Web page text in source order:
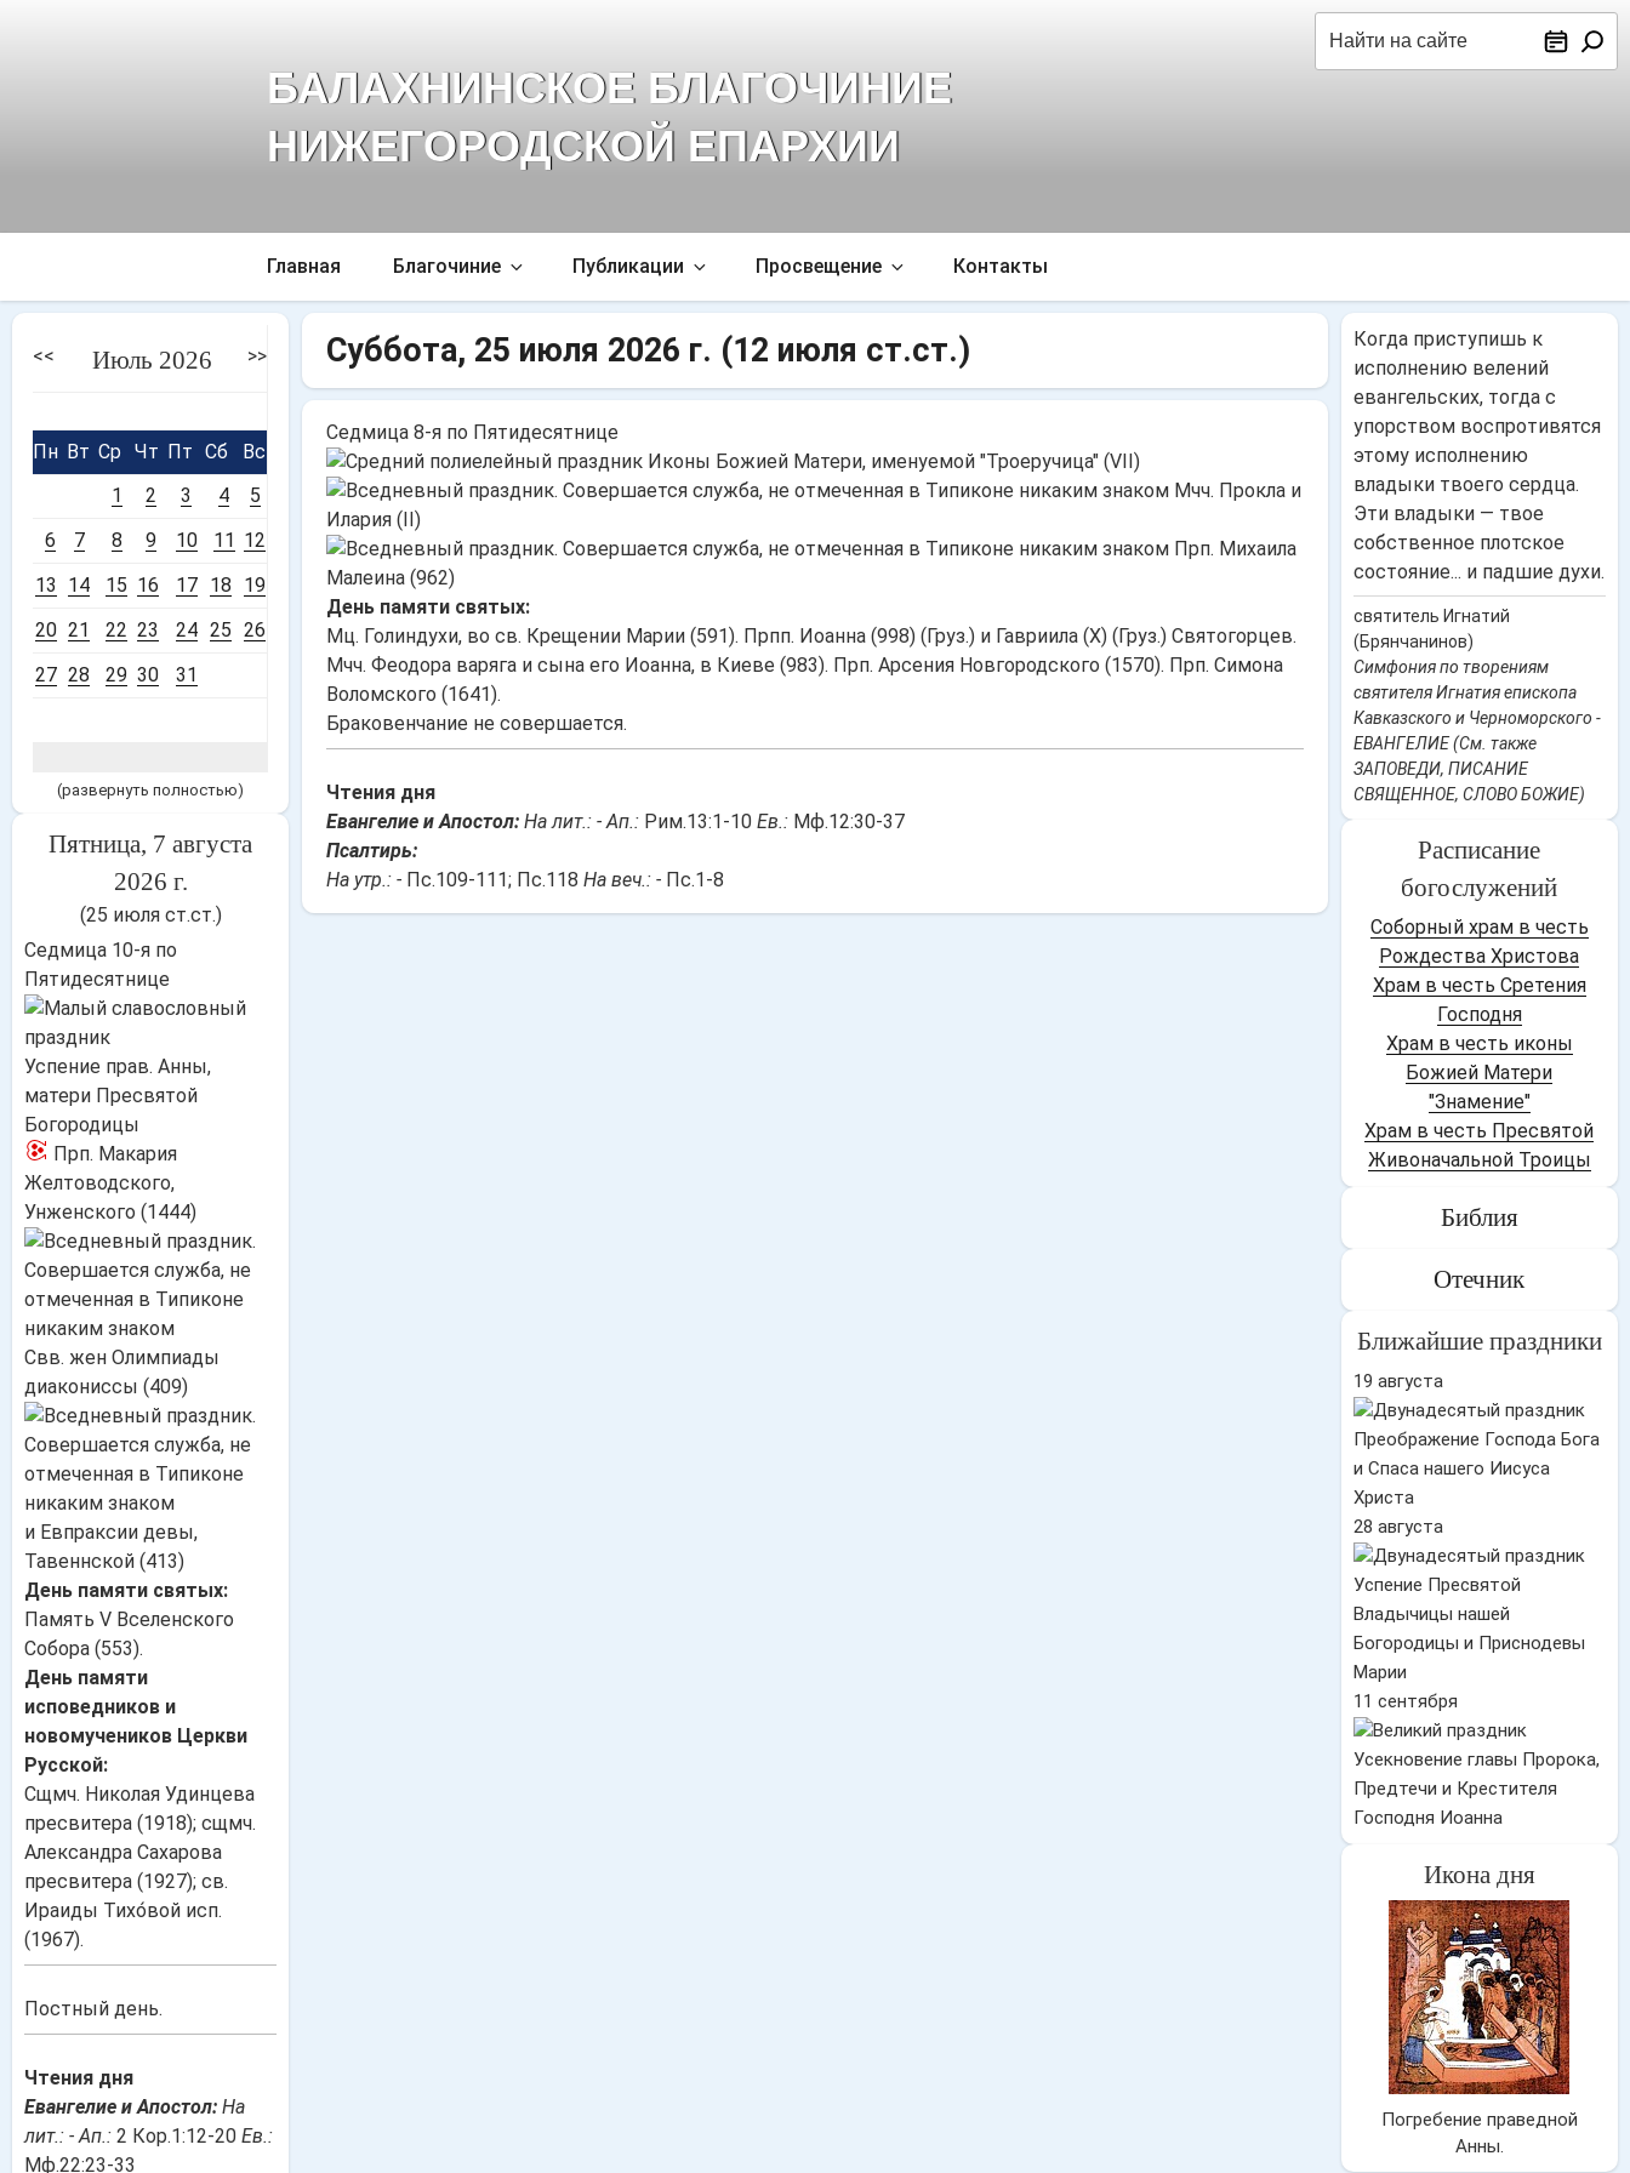
БАЛАХНИНСКОЕ БЛАГОЧИНИЕ
НИЖЕГОРОДСКОЙ ЕПАРХИИ
Главная Благочиние Публикации Просвещение Контакты
Суббота, 25 июля 2026 г. (12 июля ст.ст.)
Седмица 8-я по Пятидесятнице
Иконы Божией Матери, именуемой "Троеручица" (VII)
Мчч. Прокла и
Илария (II)
Прп. Михаила
Малеина (962)
День памяти святых:
Мц. Голиндухи, во св. Крещении Марии (591). Прпп. Иоанна (998) (Груз.) и Гавриила (X) (Груз.) Святогорцев.
Мчч. Феодора варяга и сына его Иоанна, в Киеве (983). Прп. Арсения Новгородского (1570). Прп. Симона
Воломского (1641).
Браковенчание не совершается.
Чтения дня
Евангелие и Апостол: На лит.: -Ап.: Рим.13:1-10 Ев.: Мф.12:30-37
Псалтирь:
На утр.: - Пс.109-111; Пс.118 На веч.: - Пс.1-8
Когда приступишь к
исполнению велений
евангельских, тогда с
упорством воспротивятся
этому исполнению
владыки твоего сердца.
Эти владыки — твое
собственное плотское
состояние... и падшие духи.
святитель Игнатий
(Брянчанинов)
Симфония по творениям
святителя Игнатия епископа
Кавказского и Черноморского -
ЕВАНГЕЛИЕ (См. также
ЗАПОВЕДИ, ПИСАНИЕ
СВЯЩЕННОЕ, СЛОВО БОЖИЕ)
Расписание
богослужений
Соборный храм в честь
Рождества Христова
Храм в честь Сретения
Господня
Храм в честь иконы
Божией Матери
"Знамение"
Храм в честь Пресвятой
Живоначальной Троицы
Библия
Отечник
Ближайшие праздники
19 августа
Преображение Господа Бога
и Спаса нашего Иисуса
Христа
28 августа
Успение Пресвятой
Владычицы нашей
Богородицы и Приснодевы
Марии
11 сентября
Усекновение главы Пророка,
Предтечи и Крестителя
Господня Иоанна
Икона дня
Погребение праведной
Анны.
<< Июль 2026 >>
Пн Вт Ср Чт Пт Сб
Вс
1
2 3 4
5
6
7 8 9 10 11 12
13
14 15 16 17 18
19
20 21 22 23 24 25 26
27 28 29 30 31
(развернуть полностью)
Пятница, 7 августа
2026 г.
(25 июля ст.ст.)
Седмица 10-я по
Пятидесятнице
Успение прав. Анны,
матери Пресвятой
Богородицы
Прп. Макария
Желтоводского,
Унженского (1444)
Свв. жен Олимпиады
диакониссы (409)
и Евпраксии девы,
Тавеннской (413)
День памяти святых:
Память V Вселенского
Собора (553).
День памяти
исповедников и
новомучеников Церкви
Русской:
Сщмч. Николая Удинцева
пресвитера (1918); сщмч.
Александра Сахарова
пресвитера (1927); св.
Ираиды Тихо́вой исп.
(1967).
Постный день.
Чтения дня
Евангелие и Апостол: На
лит.: -Ап.: 2 Кор.1:12-20 Ев.:
Мф.22:23-33